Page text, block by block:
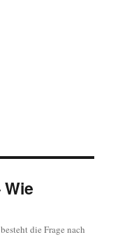
die Frage nach